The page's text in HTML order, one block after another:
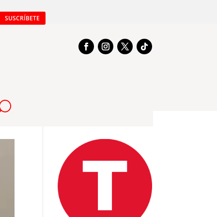
SUSCRÍBETE